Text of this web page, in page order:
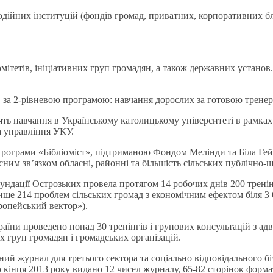
інституцій (фондів громад, приватних, корпоративних
ініціативних груп громадян, а також державних
2-рівневою програмою: навчання дорослих за готовою
навчання в Українському католицькому університеті в
управління УКУ.
«Бібліоміст», підтриманою Фондом Мелінди та Біла
зв’язком обласні, районні та більшість сільських публічно-
Острозьких провела протягом 14 робочих днів 200
214 проблем сільських громад з економічним ефектом біля
вектор»).
проведено понад 30 тренінгів і групових консультацій з
груп громадян і громадських організацій.
журнал для третього сектора та соціально відповідального
кінця 2013 року видано 12 чисел журналу, 65-82 сторінок